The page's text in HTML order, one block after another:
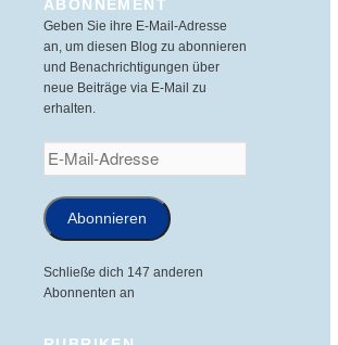
ABONNEMENT
Geben Sie ihre E-Mail-Adresse
an, um diesen Blog zu abonnieren
und Benachrichtigungen über
neue Beiträge via E-Mail zu
erhalten.
E-
Mail-
Abonnieren
Schließe dich 147 anderen
Abonnenten an